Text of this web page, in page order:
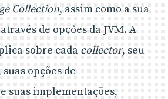
Collection, assim como a sua
de opções da JVM. A
sobre cada collector, seu
opções de
suas implementações,